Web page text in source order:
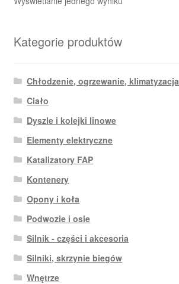
Kategorie produktów
Chłodzenie, ogrzewanie, klimatyzacja
Ciało
Dyszle i kolejki linowe
Elementy elektryczne
Katalizatory FAP
Kontenery
Opony i koła
Podwozie i osie
Silnik - części i akcesoria
Silniki, skrzynie biegów
Wnętrze